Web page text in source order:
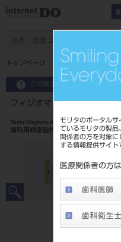
モリタのポータルサ
ているモリタの製
関係者の方を対象
する情報提供サイト
医療関係者の方
トップページ フィジオマグネ
この商品に関するお問い合わせ
フィジオマグネット DB
Dental Magnetic Attachment
歯科用精密磁性アタッチメント